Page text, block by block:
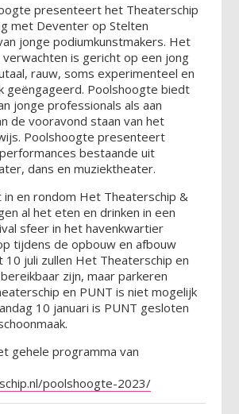
presenteert het Theaterschip
met Deventer op Stelten
jonge podiumkunstmakers. Het
is gericht op een jong
rauw, soms experimenteel en
geëngageerd. Poolshoogte biedt
jonge professionals als aan
de vooravond staan van het
Poolshoogte presenteert
bestaande uit
dans en muziektheater.
en rondom Het Theaterschip &
al het eten en drinken in een
sfeer in het havenkwartier
tijdens de opbouw en afbouw
10 juli zullen Het Theaterschip en
zijn, maar parkeren
en PUNT is niet mogelijk
10 januari is PUNT gesloten
gehele programma van
poolshoogte-2023/